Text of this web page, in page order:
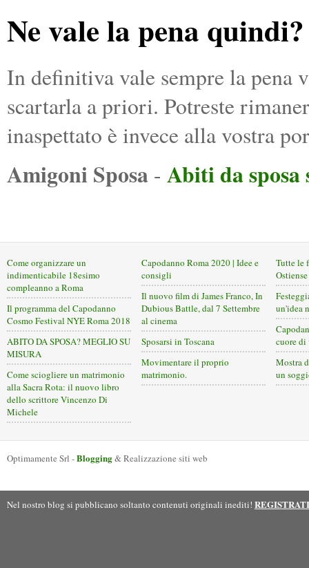
Ne vale la pena quindi?
In definitiva vale sempre la pena
scartarla a priori. Potreste
inaspettato è invece alla vostra
Amigoni Sposa - Abiti da sposa
Come organizzare un
indimenticabile 18esimo
compleanno a Roma
Il programma del Capodanno
Cosmo Festival NYE Roma 2018
ABITO DA SPOSA? MEGLIO SU
MISURA
Come sciogliere un matrimonio
alla Sacra Rota: il nuovo libro
dello scrittore Vincenzo Di
Michele
Capodanno Roma 2020 | Idee e
consigli
Il nuovo film di James Franco, In
Dubious Battle, dal 7 Settembre
al cinema
Sposarsi in Toscana
Movimentare il proprio
matrimonio.
Tutte le
Ostiense
un'idea
cuore di
Mostra
un
Optimamente Srl -Blogging& Realizzazione siti web
Nel nostro blog si pubblicano soltanto contenuti originali inediti!